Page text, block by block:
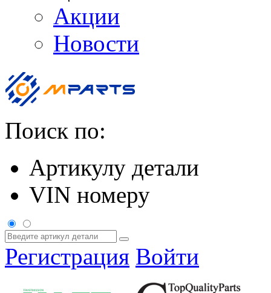
Акции
Новости
Поиск по:
Артикулу детали
VIN номеру
Регистрация Войти